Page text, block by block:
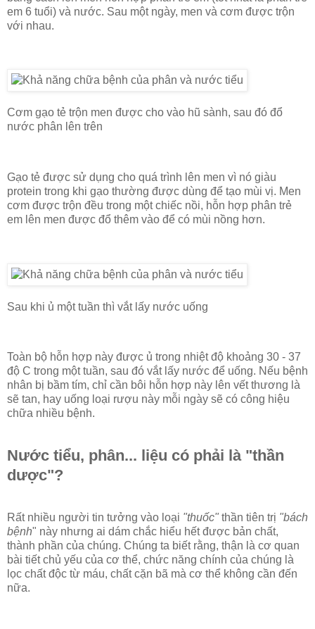
em 6 tuổi) và nước. Sau một ngày, men và cơm được trộn
với nhau.
Cơm gạo tẻ trộn men được cho vào hũ sành, sau đó đổ
nước phân lên trên
Gạo tẻ được sử dụng cho quá trình lên men vì nó giàu
protein trong khi gạo thường được dùng để tạo mùi vị. Men
cơm được trộn đều trong một chiếc nồi, hỗn hợp phân trẻ
em lên men được đổ thêm vào để có mùi nồng hơn.
Sau khi ủ một tuần thì vắt lấy nước uống
Toàn bộ hỗn hợp này được ủ trong nhiệt độ khoảng 30 - 37
độ C trong một tuần, sau đó vắt lấy nước để uống. Nếu bệnh
nhân bị bầm tím, chỉ cần bôi hỗn hợp này lên vết thương là
sẽ tan, hay uống loại rượu này mỗi ngày sẽ có công hiệu
chữa nhiều bệnh.
Nước tiểu, phân... liệu có phải là "thần
dược"?
Rất nhiều người tin tưởng vào loại "thuốc" thần tiên trị "bách
bệnh" này nhưng ai dám chắc hiểu hết được bản chất,
thành phần của chúng. Chúng ta biết rằng, thận là cơ quan
bài tiết chủ yếu của cơ thể, chức năng chính của chúng là
lọc chất độc từ máu, chất cặn bã mà cơ thể không cần đến
nữa.